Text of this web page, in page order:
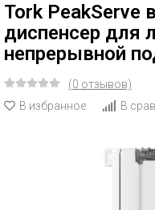
Tork PeakServe
диспенсер для
непрерывной
(0 отзывов)
В избранное
В